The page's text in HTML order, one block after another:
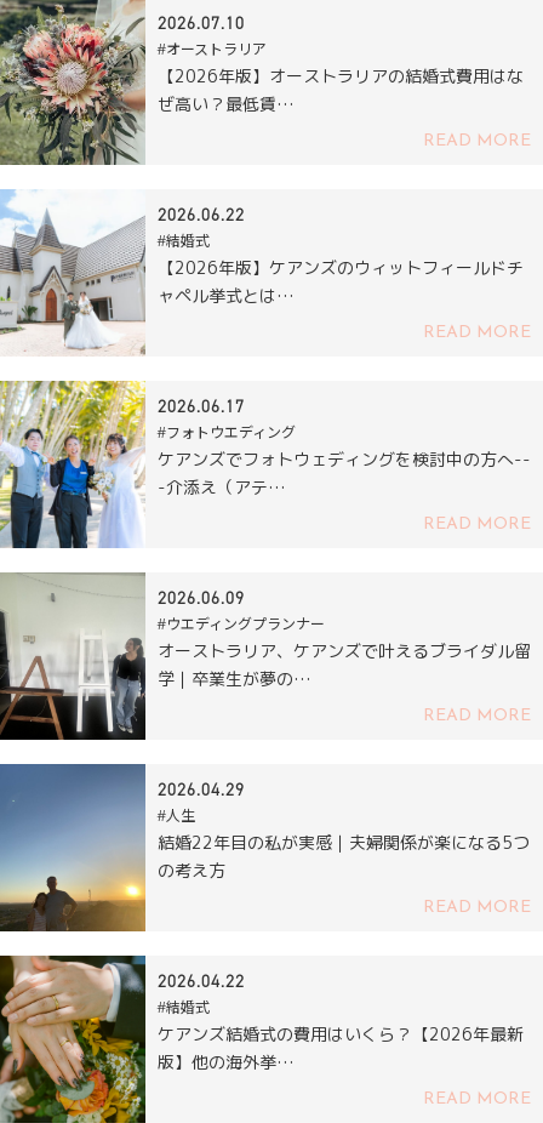
2026.07.10
#オーストラリア
【2026年版】オーストラリアの結婚式費用はな
ぜ高い？最低賃…
READ MORE
2026.06.22
#結婚式
【2026年版】ケアンズのウィットフィールドチ
ャペル挙式とは…
READ MORE
2026.06.17
#フォトウエディング
ケアンズでフォトウェディングを検討中の方へ--
-介添え（アテ…
READ MORE
2026.06.09
#ウエディングプランナー
オーストラリア、ケアンズで叶えるブライダル留
学｜卒業生が夢の…
READ MORE
2026.04.29
#人生
結婚22年目の私が実感｜夫婦関係が楽になる5つ
の考え方
READ MORE
2026.04.22
#結婚式
ケアンズ結婚式の費用はいくら？【2026年最新
版】他の海外挙…
READ MORE